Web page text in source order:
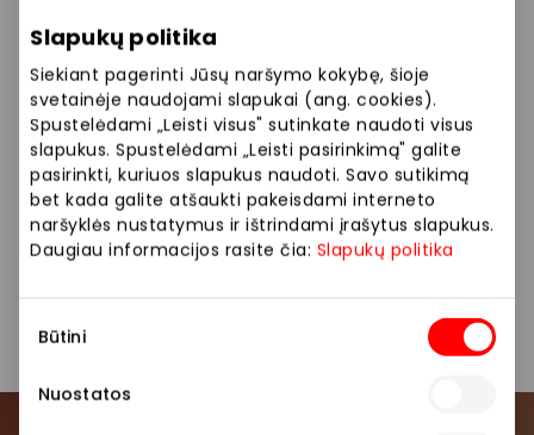
Slapukų politika
Siekiant pagerinti Jūsų naršymo kokybę, šioje
svetainėje naudojami slapukai (ang. cookies).
Spustelėdami „Leisti visus" sutinkate naudoti visus
slapukus. Spustelėdami „Leisti pasirinkimą" galite
pasirinkti, kuriuos slapukus naudoti. Savo sutikimą
bet kada galite atšaukti pakeisdami interneto
naršyklės nustatymus ir ištrindami įrašytus slapukus.
Daugiau informacijos rasite čia: Slapukų politika
pasirinkimas
Būtini
Nuostatos
vaikams, buitinės chemijos priemonių bei namų
apyvokos prekių!
Siūlome platų prekių pasirinkimą: kosmetika,
parfumerija, veido priežiūra, plaukų priežiūra, buitinė
chemija.
Čia yra leidžiama tik su mažais augintiniais.
Kosmetika ir parfumerija Parduotuvės